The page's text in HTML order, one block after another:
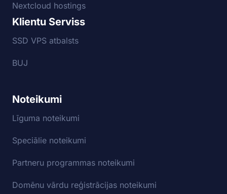
Nextcloud hostings
Klientu Serviss
SSD VPS atbalsts
BUJ
Noteikumi
Līguma noteikumi
Speciālie noteikumi
Partneru programmas noteikumi
Domēnu vārdu reģistrācijas noteikumi